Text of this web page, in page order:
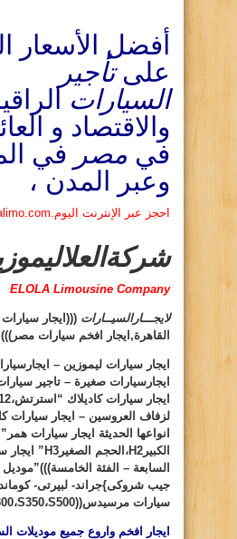
أفضل الأسعار
علىتأجير
السيارات
والاقتصاد و
في مصر في
وعبر المدن ،
احجز عبر الإنترنت اليوم.www.elolalimo.com
ELOLA Limousine Company
لايجـــارالسيــارات (((ايجار
القاهرة,ايجار افخم سيارات مصر)))
ايجار سيارات ليموزين –
ايجارسيارات صغيرة – تاجير
لزفاف العروسين – ايجار سيارات
انواعها الحديثة ايجار سيارات
الكبير H2،الحجم الصغير H3 ” ايجار
جيب شروكى}جراند- لبيرتى-
سيارات مرسيدس((
،S350،S500
ايجار افخم واروع جميع موديلات